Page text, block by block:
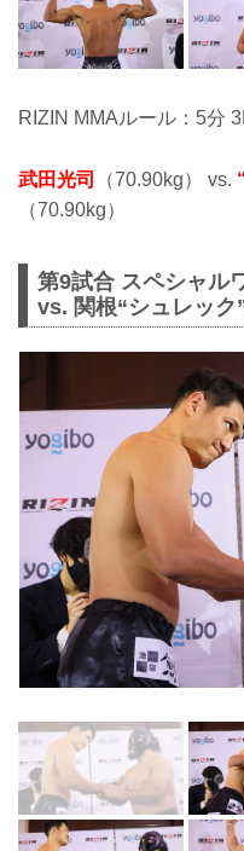
RIZIN MMAルール：5分
武田光司 （70.90kg） vs.
（70.90kg）
第9試合 スペシャル
vs. 関根“シュレック